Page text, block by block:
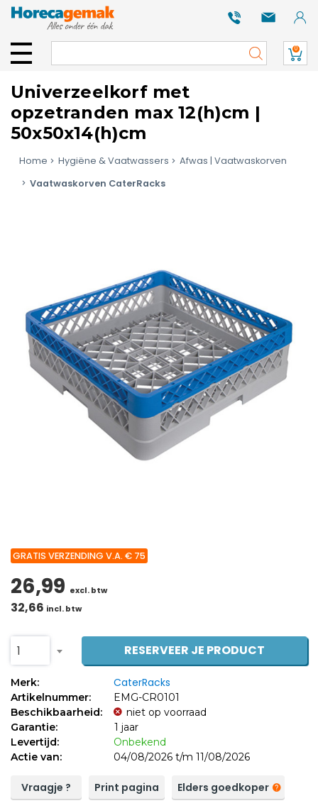
0
Univerzeelkorf met
opzetranden max 12(h)cm |
50x50x14(h)cm
Home Hygiëne & Vaatwassers
Afwas | Vaatwaskorven
Vaatwaskorven CaterRacks
GRATIS VERZENDING V.A. € 75
26,99 excl. btw
32,66 incl. btw
1 RESERVEER JE PRODUCT
Merk: CaterRacks
Artikelnummer:
EMG-CR0101
Beschikbaarheid:
niet op voorraad
Garantie:
1 jaar
Levertijd:
Onbekend
Actie van:
04/08/2026 t/m 11/08/2026
Vraagje ? Print pagina Elders goedkoper